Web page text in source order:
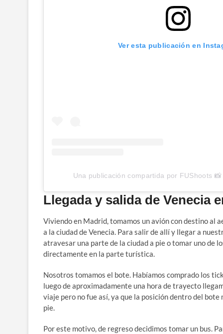
Ver esta publicación en
Una publicación compartida por FUShoots
Llegada y salida de Venecia
Viviendo en Madrid, tomamos un avión con destino al
a la ciudad de Venecia. Para salir de allí y llegar a
atravesar una parte de la ciudad a pie o tomar uno de
directamente en la parte turística.
Nosotros tomamos el bote. Habíamos comprado los
luego de aproximadamente una hora de trayecto
viaje pero no fue así, ya que la posición dentro del
pie.
Por este motivo, de regreso decidimos tomar un bus.